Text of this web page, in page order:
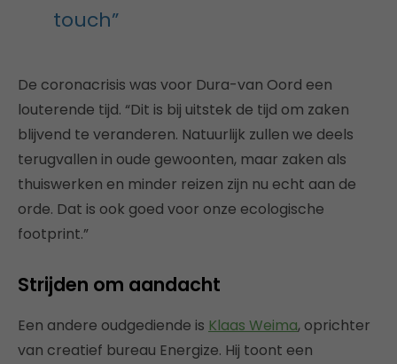
touch”
De coronacrisis was voor Dura-van Oord een
louterende tijd. “Dit is bij uitstek de tijd om zaken
blijvend te veranderen. Natuurlijk zullen we deels
terugvallen in oude gewoonten, maar zaken als
thuiswerken en minder reizen zijn nu echt aan de
orde. Dat is ook goed voor onze ecologische
footprint.”
Strijden om aandacht
Een andere oudgediende is Klaas Weima, oprichter
van creatief bureau Energize. Hij toont een